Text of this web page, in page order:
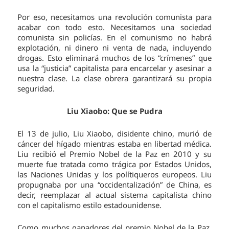
Por eso, necesitamos una revolución comunista para
acabar con todo esto. Necesitamos una sociedad
comunista sin policías. En el comunismo no habrá
explotación, ni dinero ni venta de nada, incluyendo
drogas. Esto eliminará muchos de los “crímenes” que
usa la “justicia” capitalista para encarcelar y asesinar a
nuestra clase. La clase obrera garantizará su propia
seguridad.
Liu Xiaobo: Que se Pudra
El 13 de julio, Liu Xiaobo, disidente chino, murió de
cáncer del hígado mientras estaba en libertad médica.
Liu recibió el Premio Nobel de la Paz en 2010 y su
muerte fue tratada como trágica por Estados Unidos,
las Naciones Unidas y los polítiqueros europeos. Liu
propugnaba por una “occidentalización” de China, es
decir, reemplazar al actual sistema capitalista chino
con el capitalismo estilo estadounidense.